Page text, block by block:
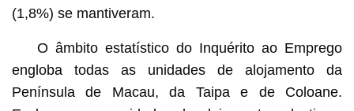
(1,8%) se mantiveram.
O âmbito estatístico do Inquérito ao Emprego
engloba todas as unidades de alojamento da
Península de Macau, da Taipa e de Coloane.